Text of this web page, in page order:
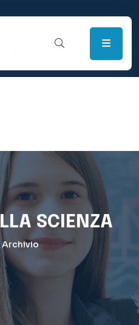
SCIENZA
Archivio